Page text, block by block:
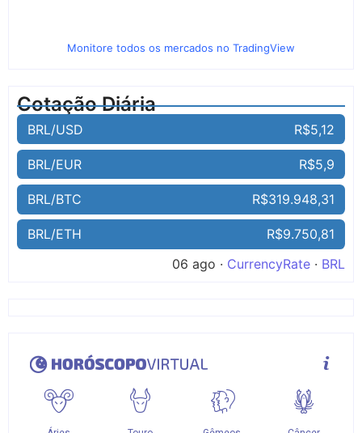
Monitore todos os mercados no TradingView
Cotação Diária
BRL/USD R$5,12
BRL/EUR R$5,9
BRL/BTC R$319.948,31
BRL/ETH
R$9.750,81
06 ago · CurrencyRate · BRL